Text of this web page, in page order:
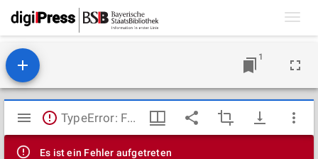
1
Mirador
Viewer
TypeError: Failed to fetch
Es ist ein Fehler aufgetreten